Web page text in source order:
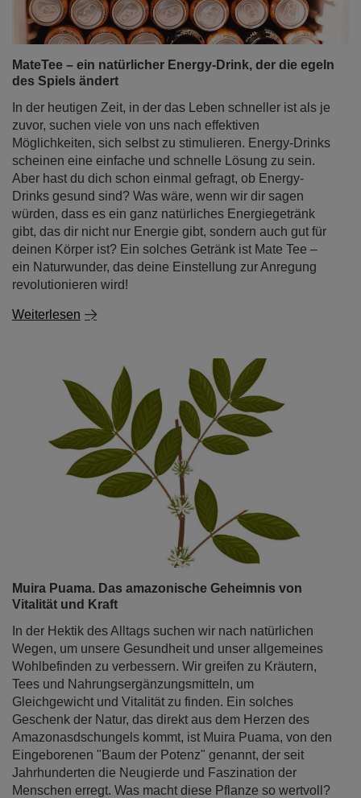
MateTee – ein natürlicher Energy-Drink, der die egeln
des Spiels ändert
In der heutigen Zeit, in der das Leben schneller ist als je
zuvor, suchen viele von uns nach effektiven
Möglichkeiten, sich selbst zu stimulieren. Energy-Drinks
scheinen eine einfache und schnelle Lösung zu sein.
Aber hast du dich schon einmal gefragt, ob Energy-
Drinks gesund sind? Was wäre, wenn wir dir sagen
würden, dass es ein ganz natürliches Energiegetränk
gibt, das dir nicht nur Energie gibt, sondern auch gut für
deinen Körper ist? Ein solches Getränk ist Mate Tee –
ein Naturwunder, das deine Einstellung zur Anregung
revolutionieren wird!
Weiterlesen
Muira Puama. Das amazonische Geheimnis von
Vitalität und Kraft
In der Hektik des Alltags suchen wir nach natürlichen
Wegen, um unsere Gesundheit und unser allgemeines
Wohlbefinden zu verbessern. Wir greifen zu Kräutern,
Tees und Nahrungsergänzungsmitteln, um
Gleichgewicht und Vitalität zu finden. Ein solches
Geschenk der Natur, das direkt aus dem Herzen des
Amazonasdschungels kommt, ist Muira Puama, von den
Eingeborenen "Baum der Potenz" genannt, der seit
Jahrhunderten die Neugierde und Faszination der
Menschen erregt. Was macht diese Pflanze so wertvoll?